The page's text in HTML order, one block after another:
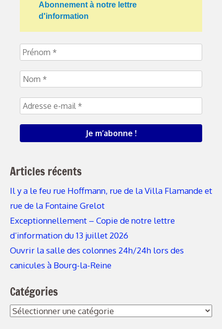
Abonnement à notre lettre
d'information
Articles récents
Il y a le feu rue Hoffmann, rue de la Villa Flamande et
rue de la Fontaine Grelot
Exceptionnellement – Copie de notre lettre
d’information du 13 juillet 2026
Ouvrir la salle des colonnes 24h/24h lors des
canicules à Bourg-la-Reine
Catégories
Catégories